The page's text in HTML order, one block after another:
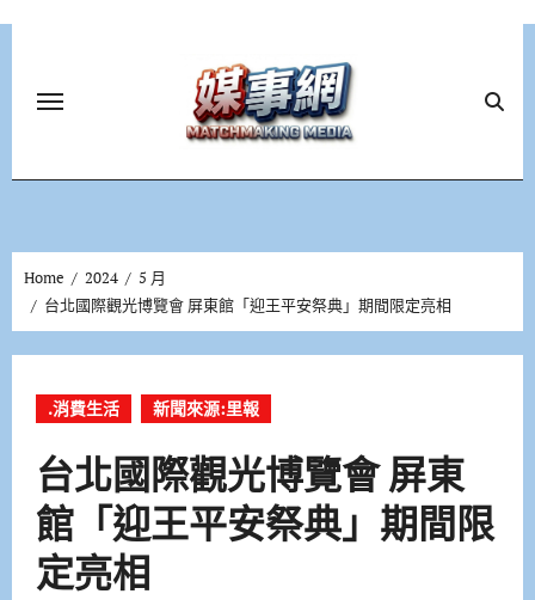
Home 2024
5 月
台北國際觀光博覽會 屏東館「迎王平安祭典」期間限定亮相
.消費生活 新聞來源:里報
台北國際觀光博覽會 屏東
館「迎王平安祭典」期間限
定亮相